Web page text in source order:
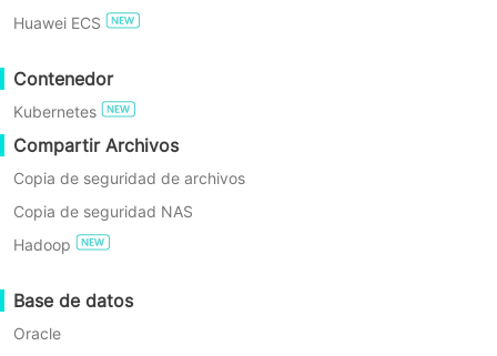
Huawei ECS
Contenedor
Kubernetes
Compartir Archivos
Copia de seguridad de archivos
Copia de seguridad NAS
Hadoop
Base de datos
Oracle
Edición Estándar
Escala Compatible
Cargas de trabajo admitidas